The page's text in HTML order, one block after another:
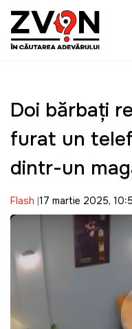
Doi bărbați
furat un
dintr-un
Flash 17 martie 2025,